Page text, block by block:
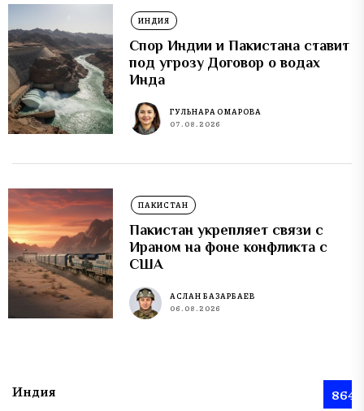
ИНДИЯ
Спор Индии и Пакистана ставит
под угрозу Договор о водах
Инда
ГУЛЬНАРА ОМАРОВА
07.08.2026
ПАКИСТАН
Пакистан укрепляет связи с
Ираном на фоне конфликта с
США
АСЛАН БАЗАРБАЕВ
06.08.2026
Индия 864